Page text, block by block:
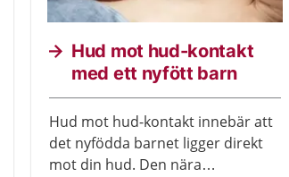
Hud mot hud-kontakt
med ett nyfött barn
Hud mot hud-kontakt innebär att
det nyfödda barnet ligger direkt
mot din hud. Den nära